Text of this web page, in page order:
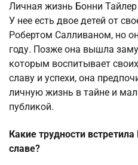
Личная жизнь Бонни
У нее есть двое детей от
Робертом Салливаном, но
году. Позже она вышла
которым воспитывает
славу и успехи, она
личную жизнь в тайне и
публикой.
Какие трудности
славе?